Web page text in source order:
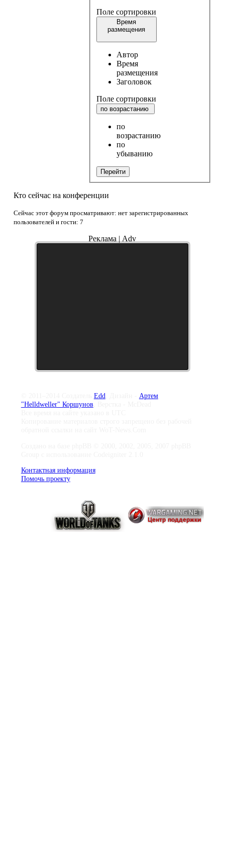
Поле сортировки
Время
размещения
Автор
Время
размещения
Заголовок
Поле сортировки
по возрастанию
по
возрастанию
по
убыванию
Перейти
Кто сейчас на конференции
Сейчас этот форум просматривают: нет зарегистрированных
пользователей и гости: 7
Реклама | Adv
Edd, Дизайн - Артем
"Helldweller" Коршунов
Контактная информация
Помочь проекту